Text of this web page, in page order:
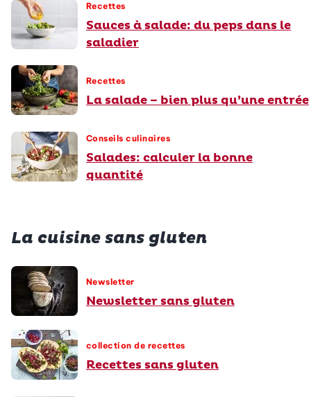
Recettes
Sauces à salade: du peps dans le
saladier
Recettes
La salade – bien plus qu’une entrée
Conseils culinaires
Salades: calculer la bonne
quantité
La cuisine sans gluten
Newsletter
Newsletter sans gluten
collection de recettes
Recettes sans gluten